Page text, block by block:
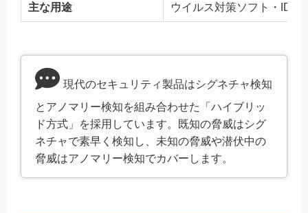
主な用途 ウイルス対策ソフト・IDS/
現代のセキュリティ製品はシグネチャ検知
とアノマリー検知を組み合わせた「ハイブリッ
ド方式」を採用しています。既知の脅威はシグ
ネチャで素早く検知し、未知の脅威や潜伏中の
脅威はアノマリー検知でカバーします。